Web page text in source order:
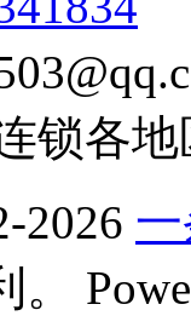
各地
2026
。